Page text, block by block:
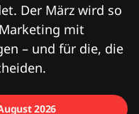
Der März wird so
mit
– und für die, die
2026